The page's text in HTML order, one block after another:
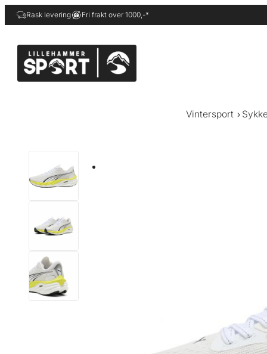
Hopp
til
Rask levering Fri frakt over 1000,-*
Vintersport